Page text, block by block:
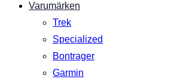
Varumärken
Trek
Specialized
Bontrager
Garmin